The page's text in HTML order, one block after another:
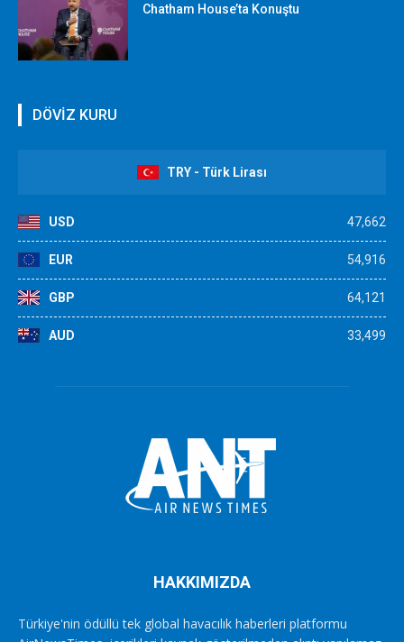
Chatham House’ta Konuştu
DÖVİZ KURU
TRY - Türk Lirası
USD 47,662
EUR 54,916
GBP 64,121
AUD 33,499
HAKKIMIZDA
Türkiye'nin ödüllü tek global havacılık haberleri platformu